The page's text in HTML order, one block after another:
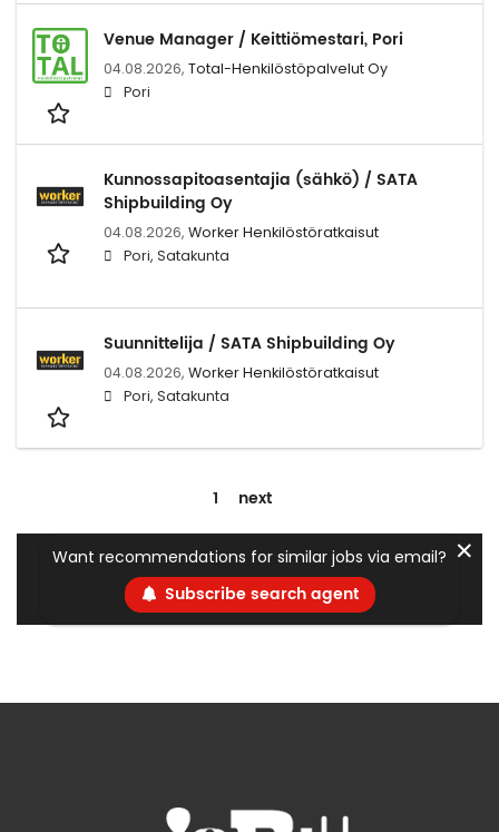
Venue Manager / Keittiömestari, Pori
04.08.2026, Total-Henkilöstöpalvelut Oy
Pori
Kunnossapitoasentajia (sähkö) / SATA
Shipbuilding Oy
04.08.2026, Worker Henkilöstöratkaisut
Pori, Satakunta
Suunnittelija / SATA Shipbuilding Oy
04.08.2026, Worker Henkilöstöratkaisut
Pori, Satakunta
1 next
Want recommendations for similar jobs via email?
Subscribe search agent
✕